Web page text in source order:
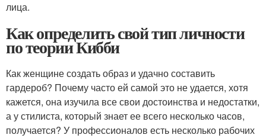
лица.
Как определить свой тип личности
по теории Кибби
Как женщине создать образ и удачно составить
гардероб? Почему часто ей самой это не удается, хотя
кажется, она изучила все свои достоинства и недостатки,
а у стилиста, который знает ее всего несколько часов,
получается? У профессионалов есть несколько рабочих